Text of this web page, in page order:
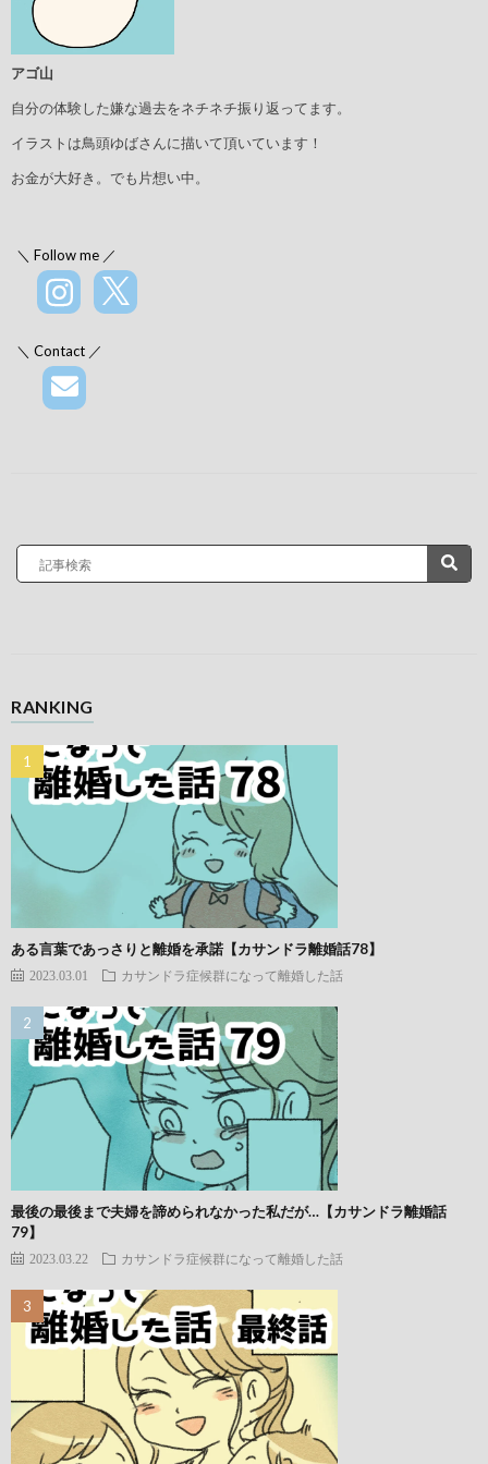
アゴ山
自分の体験した嫌な過去をネチネチ振り返ってます。
イラストは鳥頭ゆばさんに描いて頂いています！
お金が大好き。でも片想い中。
＼ Follow me ／
＼ Contact ／
RANKING
ある言葉であっさりと離婚を承諾【カサンドラ離婚話78】
2023.03.01 カサンドラ症候群になって離婚した話
最後の最後まで夫婦を諦められなかった私だが…【カサンドラ離婚話
79】
2023.03.22 カサンドラ症候群になって離婚した話